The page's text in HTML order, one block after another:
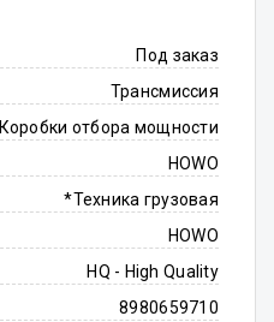
Под заказ
Трансмиссия
Коробки отбора мощности
HOWO
*Техника грузовая
HOWO
HQ - High Quality
8980659710